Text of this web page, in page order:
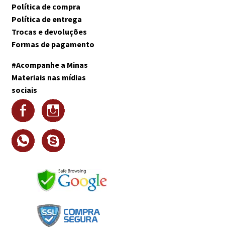
Política de compra
Política de entrega
Trocas e devoluções
Formas de pagamento
#Acompanhe a Minas
Materiais nas mídias
sociais